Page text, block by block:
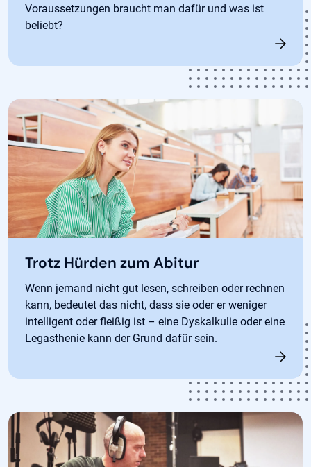
Voraussetzungen braucht man dafür und was ist
beliebt?
Trotz Hürden zum Abitur
Wenn jemand nicht gut lesen, schreiben oder rechnen
kann, bedeutet das nicht, dass sie oder er weniger
intelligent oder fleißig ist – eine Dyskalkulie oder eine
Legasthenie kann der Grund dafür sein.